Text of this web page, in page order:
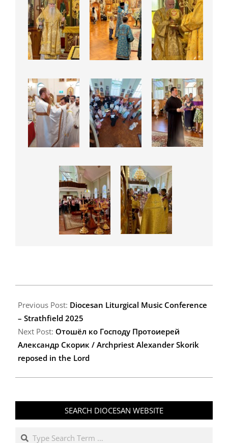
10-
12
Previous Post: Diocesan Liturgical Music Conference
– Strathfield 2025
Next Post: Oтошёл ко Господу Протоиерей
Александр Скорик / Archpriest Alexander Skorik
reposed in the Lord
SEARCH DIOCESAN WEBSITE
Search